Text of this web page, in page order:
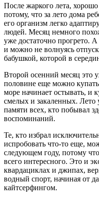
После жаркого лета,
потому, что за лето дома
его организм легко
людей. Месяц немного
уже достаточно прогрето.
и можно не волнуясь
бабушкой, которой в
Второй осенний месяц это
половине еще можно
море начинает остывать, и
смелых и закаленных. Лето
памяти всех, кто побывал
воспоминаний.
Те, кто избрал
испробовать что-то еще,
следующем году, потому
всего интересного. Это и
квардациклах и джипах,
водный спорт, начиная от
кайтсерфингом.